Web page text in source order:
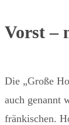
Vorst –
Die „Große
auch genannt
fränkischen.